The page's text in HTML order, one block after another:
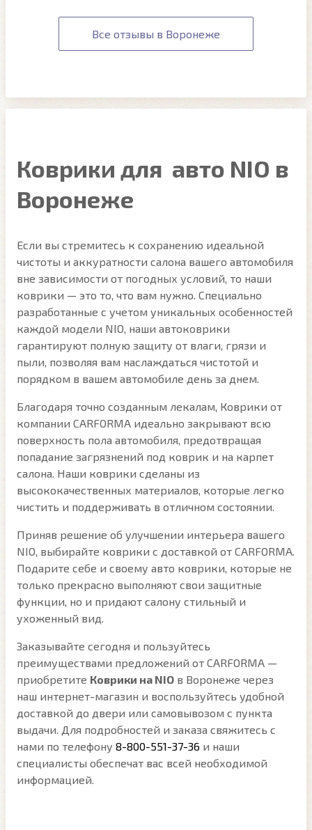
Все отзывы в Воронеже
Коврики для авто NIO в
Воронеже
Если вы стремитесь к сохранению идеальной
чистоты и аккуратности салона вашего автомобиля
вне зависимости от погодных условий, то наши
коврики — это то, что вам нужно. Специально
разработанные с учетом уникальных особенностей
каждой модели NIO, наши автоковрики
гарантируют полную защиту от влаги, грязи и
пыли, позволяя вам наслаждаться чистотой и
порядком в вашем автомобиле день за днем.
Благодаря точно созданным лекалам, Коврики от
компании CARFORMA идеально закрывают всю
поверхность пола автомобиля, предотвращая
попадание загрязнений под коврик и на карпет
салона. Наши коврики сделаны из
высококачественных материалов, которые легко
чистить и поддерживать в отличном состоянии.
Приняв решение об улучшении интерьера вашего
NIO, выбирайте коврики с доставкой от CARFORMA.
Подарите себе и своему авто коврики, которые не
только прекрасно выполняют свои защитные
функции, но и придают салону стильный и
ухоженный вид.
Заказывайте сегодня и пользуйтесь
преимуществами предложений от CARFORMA —
приобретите Коврики на NIO в Воронеже через
наш интернет-магазин и воспользуйтесь удобной
доставкой до двери или самовывозом с пункта
выдачи. Для подробностей и заказа свяжитесь с
нами по телефону 8-800-551-37-36 и наши
специалисты обеспечат вас всей необходимой
информацией.